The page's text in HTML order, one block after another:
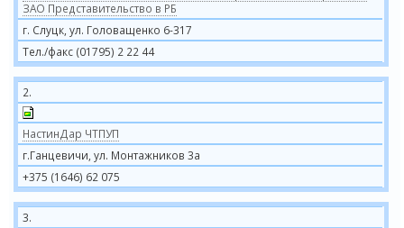
ЗАО Представительство в РБ
г. Слуцк, ул. Головащенко 6-317
Тел./факс (01795) 2 22 44
2.
НастинДар ЧТПУП
г.Ганцевичи, ул. Монтажников 3а
+375 (1646) 62 075
3.